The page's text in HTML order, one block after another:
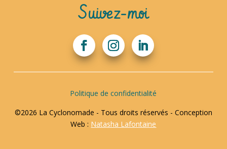
Suivez-moi
Politique de confidentialité
©2026 La Cyclonomade - Tous droits réservés - Conception
Web : Natasha Lafontaine